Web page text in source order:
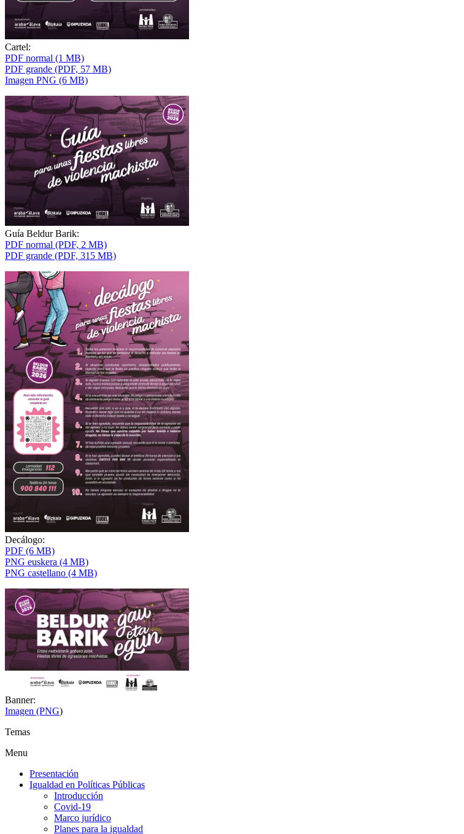
Cartel:
PDF normal (1 MB)
PDF grande (PDF, 57 MB)
Imagen PNG (6 MB)
Guía Beldur Barik:
PDF normal (PDF, 2 MB)
PDF grande (PDF, 315 MB)
Decálogo:
PDF (6 MB)
PNG euskera (4 MB)
PNG castellano (4 MB)
Banner:
Imagen (PNG)
Temas
Menu
Presentación
Igualdad en Políticas Públicas
Introducción
Covid-19
Marco jurídico
Planes para la igualdad